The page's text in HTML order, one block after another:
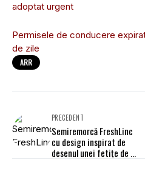
adoptat urgent
Permisele de conducere
de zile
ARR
PRECEDENT
Semiremorcă FreshLinc
cu design inspirat de
desenul unei fetițe de 6